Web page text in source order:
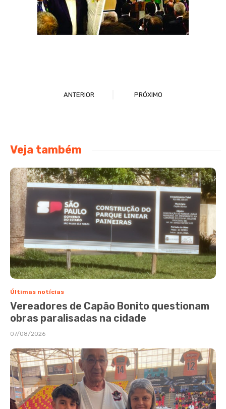
ANTERIOR PRÓXIMO
Veja também
Últimas notícias
Vereadores de Capão Bonito questionam
obras paralisadas na cidade
07/08/2026